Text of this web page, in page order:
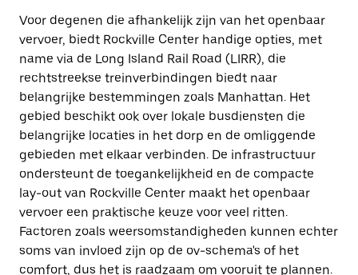
Voor degenen die afhankelijk zijn van het openbaar
vervoer, biedt Rockville Center handige opties, met
name via de Long Island Rail Road (LIRR), die
rechtstreekse treinverbindingen biedt naar
belangrijke bestemmingen zoals Manhattan. Het
gebied beschikt ook over lokale busdiensten die
belangrijke locaties in het dorp en de omliggende
gebieden met elkaar verbinden. De infrastructuur
ondersteunt de toegankelijkheid en de compacte
lay-out van Rockville Center maakt het openbaar
vervoer een praktische keuze voor veel ritten.
Factoren zoals weersomstandigheden kunnen echter
soms van invloed zijn op de ov-schema's of het
comfort, dus het is raadzaam om vooruit te plannen.